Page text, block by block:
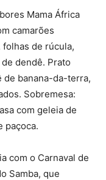
Mama África
camarões
de rúcula,
dendê. Prato
de banana-da-terra,
Sobremesa:
com geleia de
paçoca.
com o Carnaval de
Samba, que